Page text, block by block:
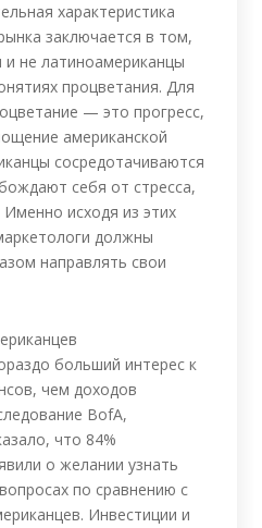
характеристика
заключается в том,
не латиноамериканцы
процветания. Для
— это прогресс,
американской
сосредотачиваются
себя от стресса,
исходя из этих
должны
направлять свои
больший интерес к
чем доходов
BofA,
что 84%
о желании узнать
по сравнению с
Инвестиции и